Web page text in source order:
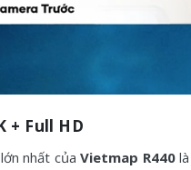
+ Full HD
nhất của Vietmap R440là